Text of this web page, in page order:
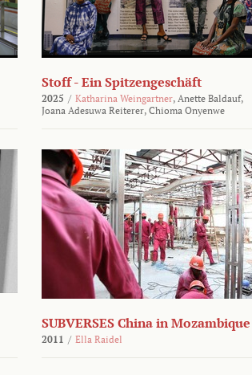
Stoff - Ein Spitzengeschäft
2025 / Katharina Weingartner, Anette Baldauf,
Joana Adesuwa Reiterer, Chioma Onyenwe
SUBVERSES China in Mozambique
2011 / Ella Raidel